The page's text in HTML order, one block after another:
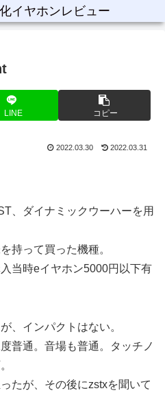
イヤホンレビュー
LINE コピー
2022.03.30 2022.03.31
、ダイナミックウーハーを用
持って買った機種。
当時eイヤホン5000円以下有
、インパクトはない。
普通。音場も普通。タッチノ
たが、その後にzstxを聞いて